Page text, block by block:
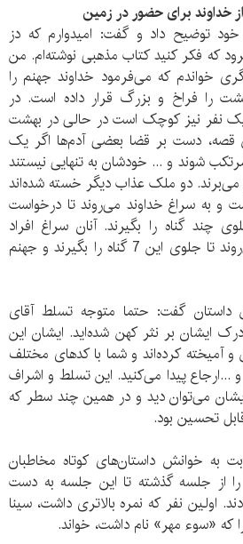
خداوند برای حضور در زمین
توضیح داد و گفت: امیدوارم که دز
که فکر کنید کتاب مذهبی نوشته‌ام. من
خواندم که می‌فرمود خداوند جهنم را
را فراخ و بزرگ قرار داده است. در
نفر نیز کوچک است در حالی در بهشت
قصه، دست بر قضا بعضی آدم‌ها اگر یک
شوند و ... خودشان به تنهایی نیستند
می‌برند. دو ملک عذاب دیگر خسته شده‌اند
و به سراغ خداوند می‌روند تا درخواست
چند گناه را بگیرند. آنان سراغ افراد
مختلفی در روی زمین می‌روند تا جلوی این 7 گناه را بگیرند و جهنم
داستان گفت: حتما متوجه تسلط آقای
ایشان بر نثر کهن شده‌اید. ایشان این
آمیخته کرده‌‌اند و شما با کدهای مختلف
پیدا می‌کنید. این تسلط و اشراف
می‌توان دید و در همین چند سطر که
تحسین بود.
به خوانش داستان‌های کوتاه مخاطبان
از جلسه گذشته تا این جلسه به دست
اولین نفر که نمره بالاتری داشت، سینا
که «سوء مهر» نام داشت، خواند.